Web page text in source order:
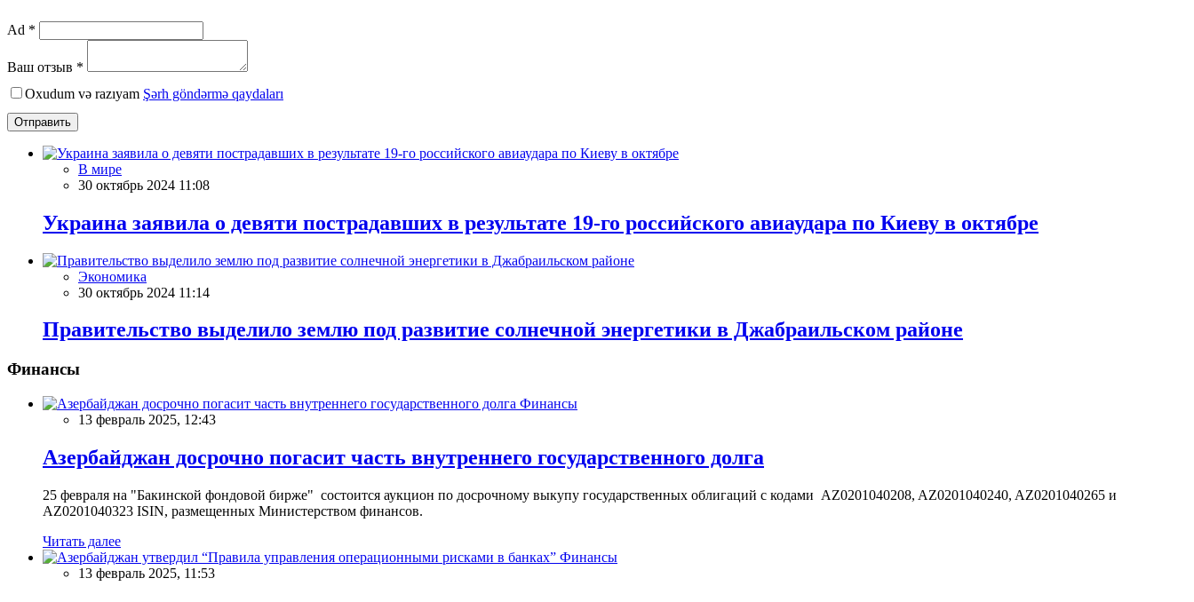
Ad *
Ваш отзыв *
Oxudum və razıyam Şərh göndərmə qaydaları
Отправить
В мире
30 октябрь 2024 11:08
Украина заявила о девяти пострадавших в результате 19-го российского авиаудара по Киеву в октябре
Экономика
30 октябрь 2024 11:14
Правительство выделило землю под развитие солнечной энергетики в Джабраильском районе
Финансы
Финансы
13 февраль 2025, 12:43
Азербайджан досрочно погасит часть внутреннего государственного долга
25 февраля на "Бакинской фондовой бирже" состоится аукцион по досрочному выкупу государственных облигаций с кодами AZ0201040208, AZ0201040240, AZ0201040265 и
AZ0201040323 ISIN, размещенных Министерством финансов.
Читать далее
Финансы
13 февраль 2025, 11:53